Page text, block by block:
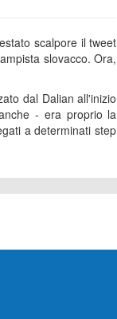
scalpore il tweet
slovacco. Ora,
dal Dalian all'inizio
- era proprio la
a determinati step